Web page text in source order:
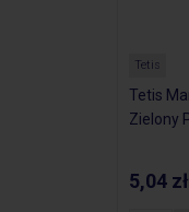
Tetis
Tetis
Zielony
5,04 zł